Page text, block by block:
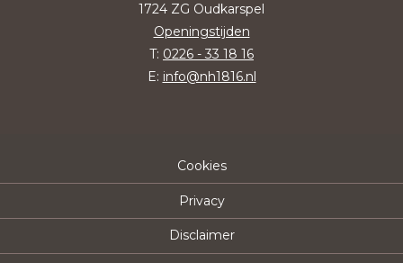
1724 ZG Oudkarspel
Openingstijden
T: 0226 - 33 18 16
E: info@nh1816.nl
Cookies
Privacy
Disclaimer